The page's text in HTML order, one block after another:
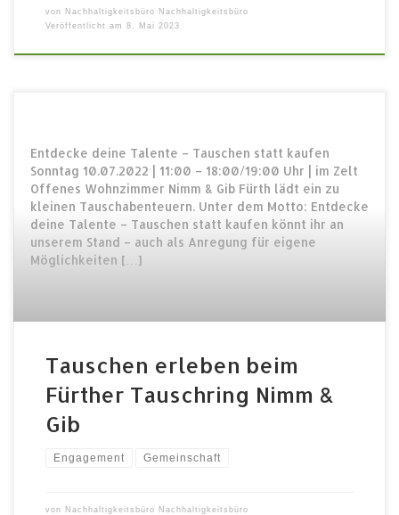
von Nachhaltigkeitsbüro Nachhaltigkeitsbüro
Veröffentlicht am 8. Mai 2023
Entdecke deine Talente – Tauschen statt kaufen
Sonntag 10.07.2022 | 11:00 – 18:00/19:00 Uhr | im Zelt
Offenes Wohnzimmer Nimm & Gib Fürth lädt ein zu
kleinen Tauschabenteuern. Unter dem Motto: Entdecke
deine Talente – Tauschen statt kaufen könnt ihr an
unserem Stand – auch als Anregung für eigene
Möglichkeiten […]
Tauschen erleben beim
Fürther Tauschring Nimm &
Gib
Engagement Gemeinschaft
von Nachhaltigkeitsbüro Nachhaltigkeitsbüro